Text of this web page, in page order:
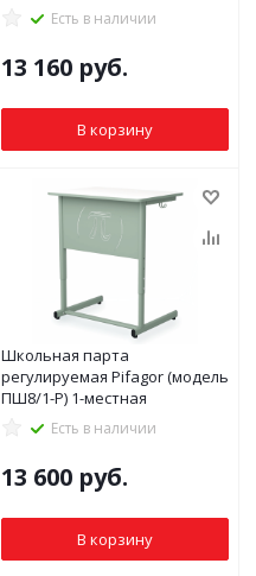
Есть в наличии
13 160 руб.
В корзину
Школьная парта
регулируемая Pifagor (модель
ПШ8/1-Р) 1-местная
Есть в наличии
13 600 руб.
В корзину